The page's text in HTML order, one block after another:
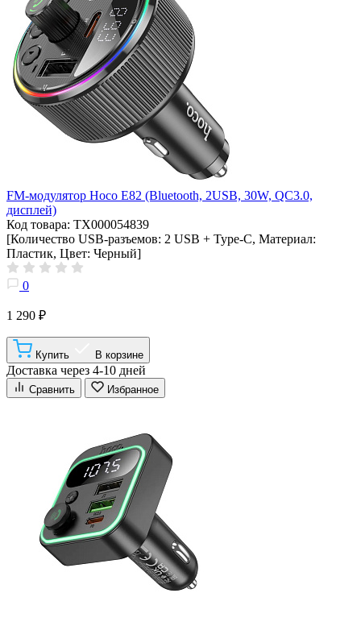
FM-модулятор Hoco E82 (Bluetooth, 2USB, 30W, QC3.0,
дисплей)
Код товара: ТХ000054839
[Количество USB-разъемов: 2 USB + Type-C, Материал:
Пластик, Цвет: Черный]
0
1 290 ₽
Купить В корзине
Доставка через 4-10 дней
Сравнить Избранное